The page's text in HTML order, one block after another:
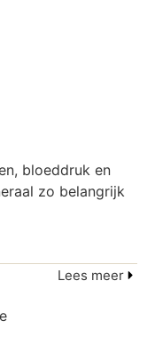
bloeddruk en
zo belangrijk
Lees meer